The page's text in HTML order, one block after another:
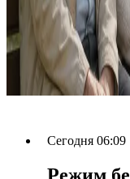
Сегодня 06:09